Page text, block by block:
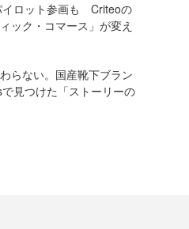
イロット参画も Criteoの
ック・コマース」が変え
らない。国産靴下ブラン
で見つけた「ストーリーの